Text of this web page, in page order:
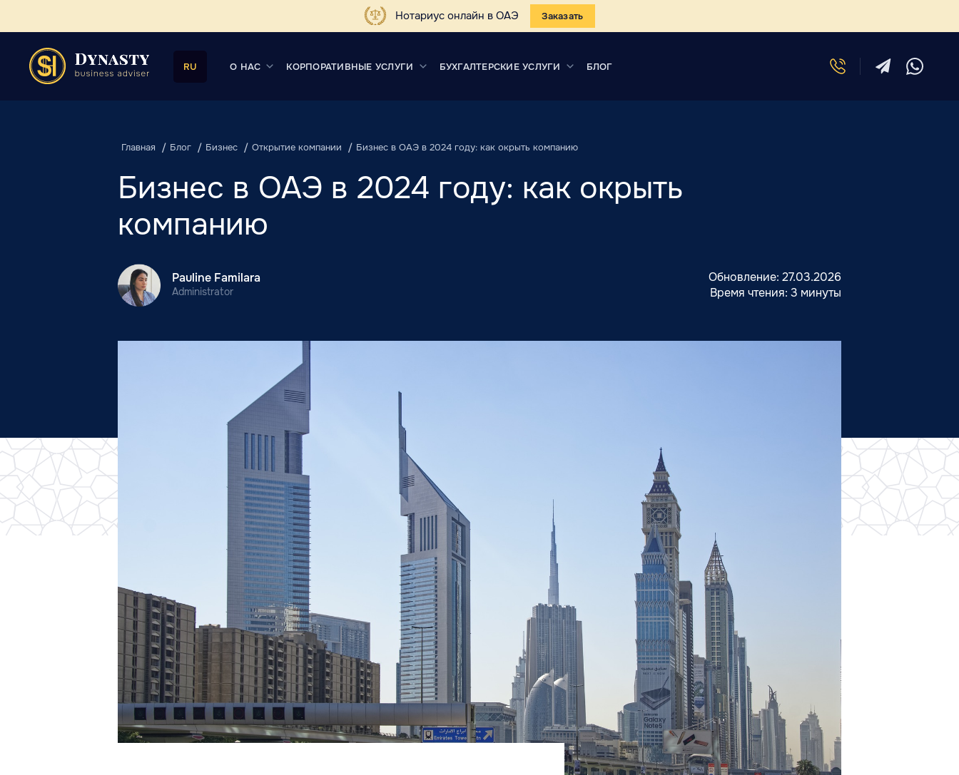
Нотариус онлайн в ОАЭ Заказать
RU О НАС КОРПОРАТИВНЫЕ УСЛУГИ БУХГАЛТЕРСКИЕ УСЛУГИ БЛОГ
Главная Блог Бизнес Открытие компании Бизнес в ОАЭ в 2024 году: как окрыть компанию
Бизнес в ОАЭ в 2024 году: как окрыть
компанию
Pauline Familara
Administrator
Обновление:27.03.2026
Время чтения:3 минуты